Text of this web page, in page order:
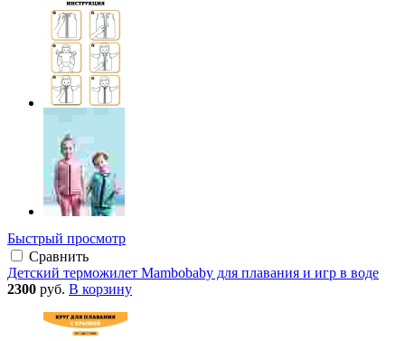
Быстрый просмотр
Сравнить
Детский терможилет Mambobaby для плавания и игр в воде
2300 руб. В корзину